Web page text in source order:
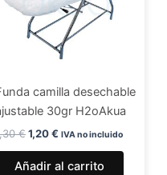
camilla desechable
30gr H2oAkua
€1,20€ IVA no incluido
Añadir al carrito